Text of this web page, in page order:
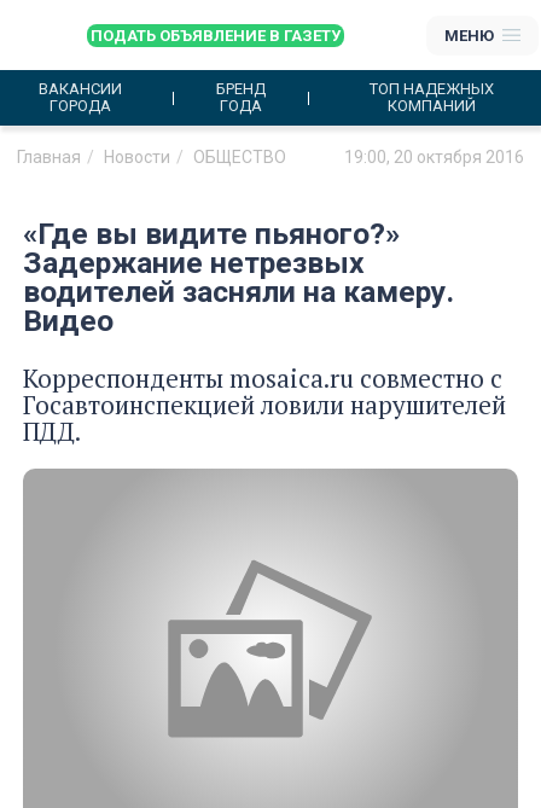
ПОДАТЬ ОБЪЯВЛЕНИЕ В ГАЗЕТУ МЕНЮ
ВАКАНСИИ
ГОРОДА
БРЕНД
ГОДА
ТОП НАДЕЖНЫХ
КОМПАНИЙ
Главная Новости ОБЩЕСТВО 19:00, 20 октября 2016
«Где вы видите пьяного?»
Задержание нетрезвых
водителей засняли на камеру.
Видео
Корреспонденты mosaica.ru совместно с
Госавтоинспекцией ловили нарушителей
ПДД.